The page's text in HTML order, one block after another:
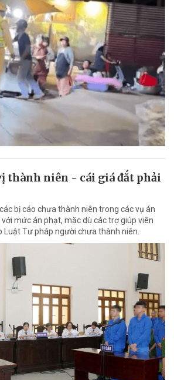
thành niên - cái giá đắt phải
bị cáo chưa thành niên trong các vụ án
với mức án phạt, mặc dù các trợ giúp viên
Luật Tư pháp người chưa thành niên.